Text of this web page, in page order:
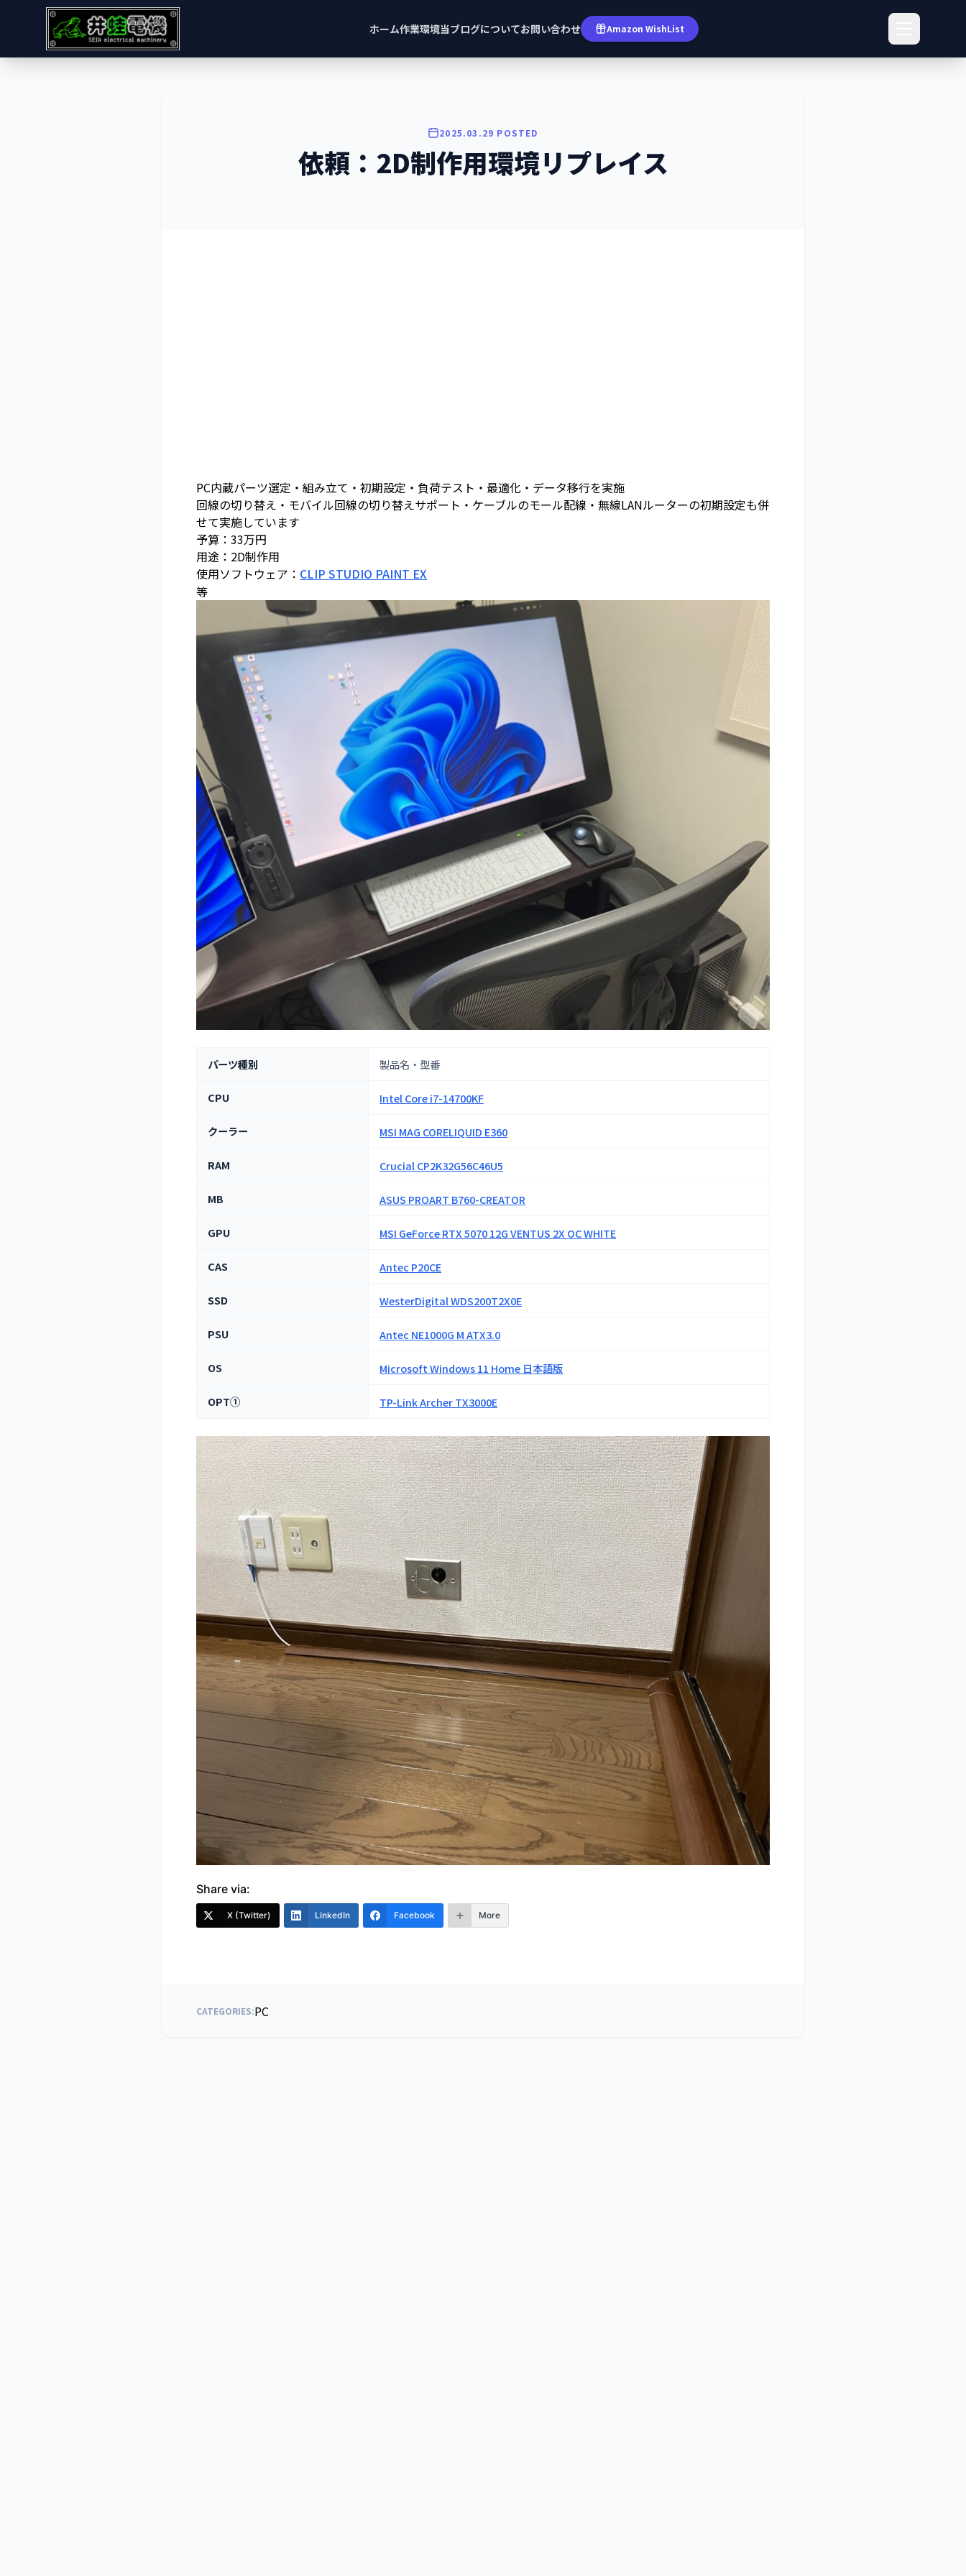
ホーム作業環境当ブログについてお問い合わせ Amazon WishList
2025.03.29 POSTED
依頼：2D制作用環境リプレイス
PC内蔵パーツ選定・組み立て・初期設定・負荷テスト・最適化・データ移行を実施
回線の切り替え・モバイル回線の切り替えサポート・ケーブルのモール配線・無線LANルーターの初期設定も併
せて実施しています
予算：33万円
用途：2D制作用
使用ソフトウェア： CLIP STUDIO PAINT EX
等
パーツ種別 製品名・型番
CPU Intel Core i7-14700KF
クーラー MSI MAG CORELIQUID E360
RAM Crucial CP2K32G56C46U5
MB ASUS PROART B760-CREATOR
GPU MSI GeForce RTX 5070 12G VENTUS 2X OC WHITE
CAS Antec P20CE
SSD WesterDigital WDS200T2X0E
PSU Antec NE1000G M ATX3.0
OS Microsoft Windows 11 Home 日本語版
OPT① TP-Link Archer TX3000E
Share via:
X (Twitter) LinkedIn Facebook More
CATEGORIES:PC